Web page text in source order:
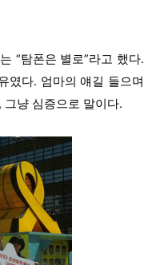
“탐폰은 별로”라고 했다.
였다. 엄마의 얘길 들으며
그냥 심증으로 말이다.